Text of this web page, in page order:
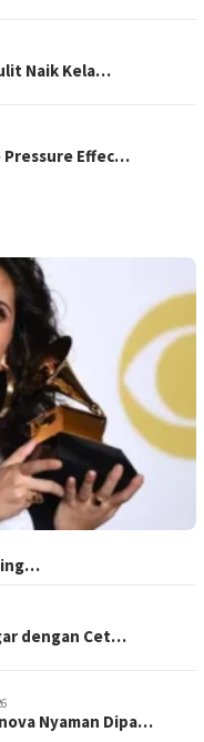
Naik Kela…
Pressure Effec…
dengan Cet…
Nyaman Dipa…